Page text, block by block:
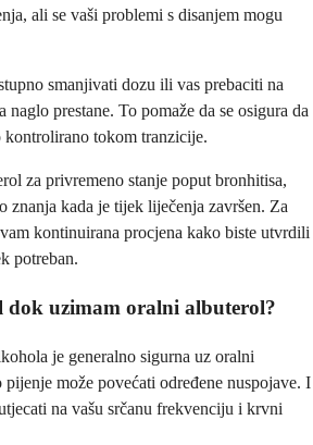
ali se vaši problemi s disanjem mogu
smanjivati dozu ili vas prebaciti na
prestane. To pomaže da se osigura da
kontrolirano tokom tranzicije.
za privremeno stanje poput bronhitisa,
znanja kada je tijek liječenja završen. Za
kontinuirana procjena kako biste utvrdili
potreban.
uzimam oralni albuterol?
je generalno sigurna uz oralni
može povećati određene nuspojave. I
na vašu srčanu frekvenciju i krvni